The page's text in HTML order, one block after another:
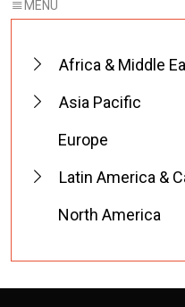
Africa & Middle
Asia Pacific
Europe
Latin America &
North America